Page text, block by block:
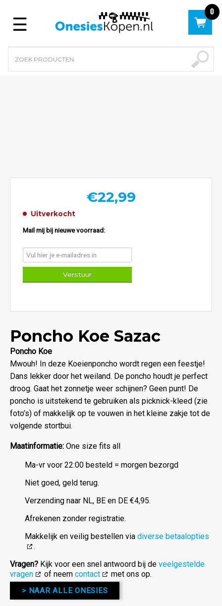
Menu
0
€22,99
Uitverkocht
Mail mij bij nieuwe voorraad:
Poncho Koe Sazac
Poncho Koe
Mwouh! In deze Koeienponcho wordt regen een feestje!
Dans lekker door het weiland. De poncho houdt je perfect
droog. Gaat het zonnetje weer schijnen? Geen punt! De
poncho is uitstekend te gebruiken als picknick-kleed (zie
foto’s) of makkelijk op te vouwen in het kleine zakje tot de
volgende stortbui.
Maatinformatie: One size fits all
Ma-vr voor 22:00 besteld = morgen bezorgd
Niet goed, geld terug.
Verzending naar NL, BE en DE €4,95.
Afrekenen zonder registratie.
Makkelijk en veilig bestellen via diverse betaalopties
.
Vragen? Kijk voor een snel antwoord bij de veelgestelde
vragen
of neem contact met ons op.
> NAAR ALLE ONESIES